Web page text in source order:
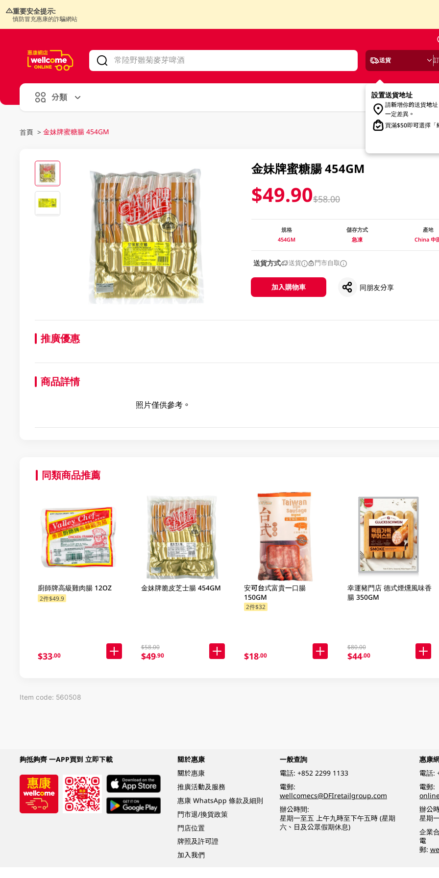
重要安全提示:
慎防冒充惠康的詐騙網站
送貨
設置送貨地址
請新增你的送貨地
一定差異。
買滿$50即可選擇「
分類
首頁 > 金妹牌蜜糖腸 454GM
金妹牌蜜糖腸 454GM
$49.90$58.00
規格
454GM
儲存方式
急凍
產地
China 中
送貨方式 送貨 門市自取
加入購物車 同朋友分享
推廣優惠
商品詳情
照片僅供參考。
同類商品推薦
廚師牌高級雞肉腸 12OZ
2件$49.9
$33.00
金妹牌脆皮芝士腸 454GM
$58.00
$49.90
安可台式富貴一口腸
150GM
2件$32
$18.00
幸運豬門店 德式煙燻風味香
腸 350GM
$80.00
$44.00
Item code: 560508
夠抵夠齊 一APP買到 立即下載
關於惠康
關於惠康
推廣活動及服務
惠康 WhatsApp 條款及細則
門市退/換貨政策
門店位置
牌照及許可證
加入我們
一般查詢
電話: +852 2299 1133
電郵:
wellcomecs@DFIretailgroup.com
辦公時間:
星期一至五 上午九時至下午五時 (星期
六、日及公眾假期休息)
惠康
電話:
電郵:
辦公
星期
企業
電
郵: